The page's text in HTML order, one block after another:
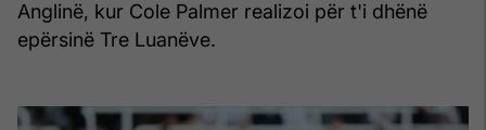
Anglinë, kur Cole Palmer realizoi për t'i dhënë
epërsinë Tre Luanëve.